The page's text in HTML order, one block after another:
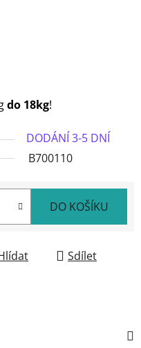
do 18kg!
DODÁNÍ 3-5 DNÍ
B700110
DO KOŠÍKU
Sdílet